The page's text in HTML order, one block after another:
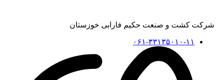
شرکت کشت و صنعت حکیم فارابی خوزستان
۰۶۱-۳۳۱۳۵۰۱۰-۱۱